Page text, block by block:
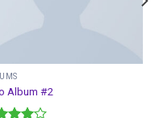
Album #2